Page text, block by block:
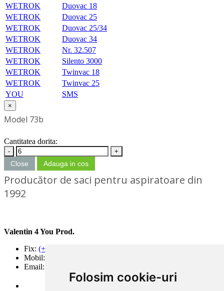
Folosim cookie-uri
WETROK
Duovac 18
WETROK
Duovac 25
WETROK
Duovac 25/34
WETROK
Duovac 34
WETROK
Nr. 32.507
WETROK
Silento 3000
WETROK
Twinvac 18
WETROK
Twinvac 25
YOU
SMS
×
Model 73b
Cantitatea dorita:
- +
Close Adauga in cos
Producător de saci pentru aspiratoare din
1992
Valentin 4 You Prod.
Fix: (+40) 21 668 60 69
Mobil:
Email: